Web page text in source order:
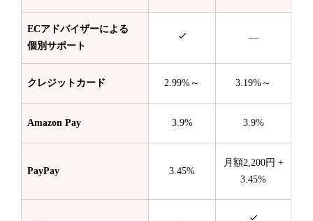
ECアドバイザーによる
個別サポート
—
クレジットカード 2.99%～ 3.19%～
Amazon Pay 3.9% 3.9%
PayPay 3.45%
月額2,200円 +
3.45%